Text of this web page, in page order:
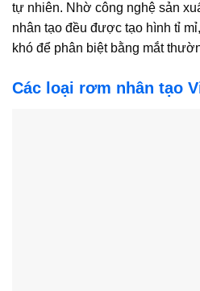
tự nhiên. Nhờ công nghệ sản
nhân tạo đều được tạo hình tỉ
khó để phân biệt bằng mắt
Các loại rơm nhân tạo